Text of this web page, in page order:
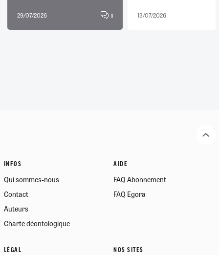
29/07/2026 8 13/07/2026
INFOS
Qui sommes-nous
Contact
Auteurs
Charte déontologique
AIDE
FAQ Abonnement
FAQ Egora
LÉGAL NOS SITES